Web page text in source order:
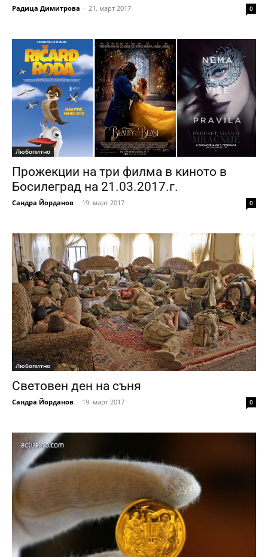
Радица Димитрова - 21. март 2017 0
Любопитно
Прожекции на три филма в киното в
Босилеград на 21.03.2017.г.
Сандра Йорданов - 19. март 2017 0
Любопитно
Световен ден на съня
Сандра Йорданов - 19. март 2017 0